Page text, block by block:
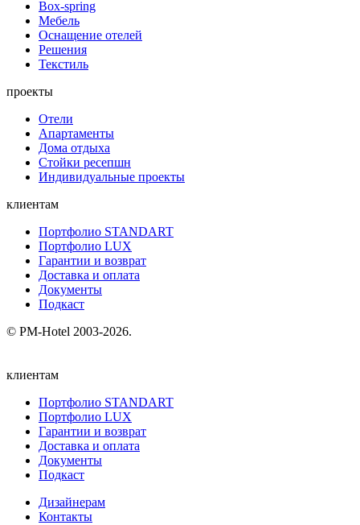
Box-spring
Мебель
Оснащение отелей
Решения
Текстиль
проекты
Отели
Апартаменты
Дома отдыха
Стойки ресепшн
Индивидуальные проекты
клиентам
Портфолио STANDART
Портфолио LUX
Гарантии и возврат
Доставка и оплата
Документы
Подкаст
© PM-Hotel 2003-2026.
клиентам
Портфолио STANDART
Портфолио LUX
Гарантии и возврат
Доставка и оплата
Документы
Подкаст
Дизайнерам
Контакты